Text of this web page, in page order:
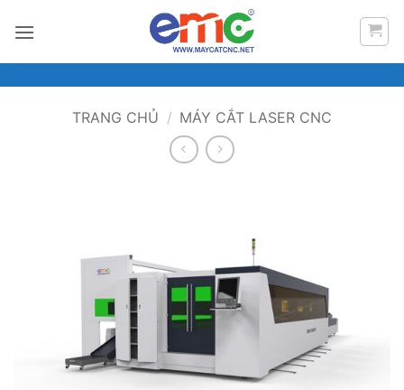
qua
TRANG CHỦ / MÁY CẮT LASER CNC